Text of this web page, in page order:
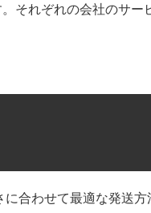
それぞれの会社のサ
合わせて最適な発送